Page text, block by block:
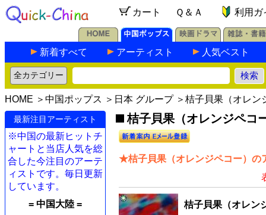
カート Ｑ＆Ａ 利用ガ
新着すべて アーティスト 人気ベスト
HOME ＞ 中国ポップス ＞ 日本 グループ＞桔子貝果（オレン
最新注目アーティスト
※中国の最新ヒットチ
ャートと当店人気を総
合した今注目のアーテ
ィストです。毎日更新
しています。
= 中国大陸 =
桔子貝果（オレンジペコ
★桔子貝果（オレンジペコー）の
桔子貝果（オレン